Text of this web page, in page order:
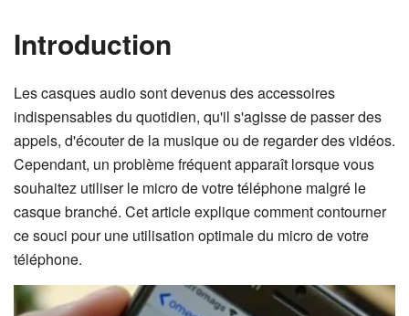
Introduction
Les casques audio sont devenus des accessoires
indispensables du quotidien, qu'il s'agisse de passer des
appels, d'écouter de la musique ou de regarder des vidéos.
Cependant, un problème fréquent apparaît lorsque vous
souhaitez utiliser le micro de votre téléphone malgré le
casque branché. Cet article explique comment contourner
ce souci pour une utilisation optimale du micro de votre
téléphone.